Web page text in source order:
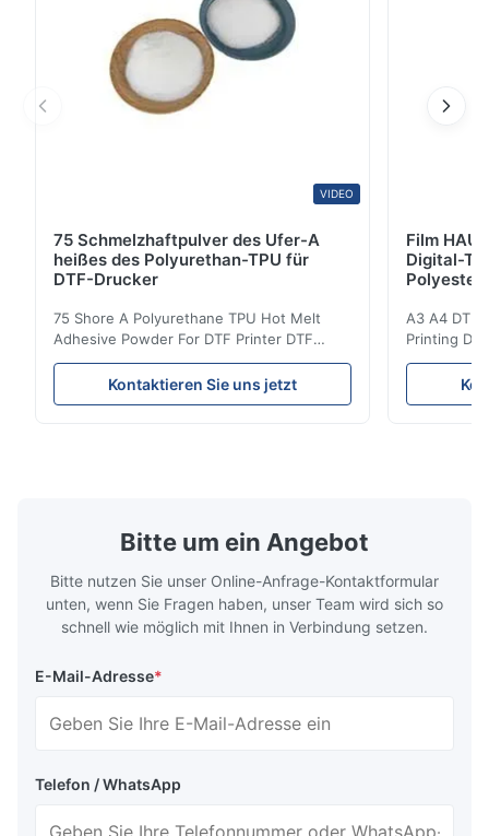
VIDEO
75 Schmelzhaftpulver des Ufer-A
heißes des Polyurethan-TPU für
DTF-Drucker
75 Shore A Polyurethane TPU Hot Melt
Adhesive Powder For DTF Printer DTF
Powder Technical Parameters Bonding
Parameters ( reference only) Temperature
110-130℃ Press 0.5-1.5 kg/cm2 Time 8-20
Kontaktieren Sie uns jetzt
Film
Digital-
A3 A4 DTF
Printing
application
textile
pattern
Bitte um ein Angebot
Bitte nutzen Sie unser Online-Anfrage-Kontaktformular
unten, wenn Sie Fragen haben, unser Team wird sich so
schnell wie möglich mit Ihnen in Verbindung setzen.
E-Mail-Adresse*
Telefon / WhatsApp